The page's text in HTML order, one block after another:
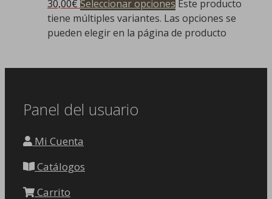
30,00€ Seleccionar opciones Este producto
tiene múltiples variantes. Las opciones se
pueden elegir en la página de producto
Panel del usuario
Mi Cuenta
Catálogos
Carrito